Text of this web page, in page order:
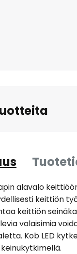
alavalo
keittiön
keittiön
valaisimia
Kob LED